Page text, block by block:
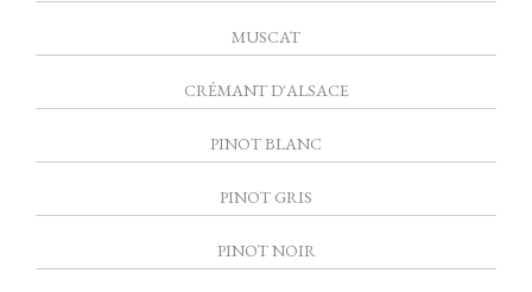
MUSCAT
CRÉMANT D'ALSACE
PINOT BLANC
PINOT GRIS
PINOT NOIR